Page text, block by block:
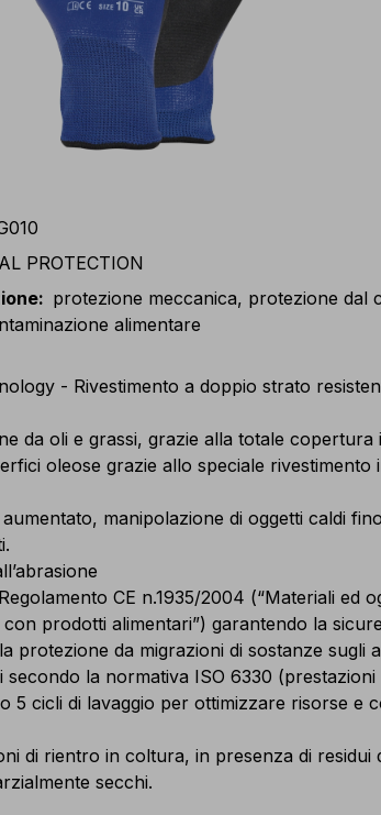
PROTECTION
: protezione meccanica, protezione dal
alimentare
- Rivestimento a doppio strato
da oli e grassi, grazie alla totale copertura
oleose grazie allo speciale rivestimento
manipolazione di oggetti caldi
CE n.1935/2004 (“Materiali ed
prodotti alimentari”) garantendo la
protezione da migrazioni di sostanze sugli
secondo la normativa ISO 6330 (prestazioni
5 cicli di lavaggio per ottimizzare risorse e
di rientro in coltura, in presenza di residui
secchi.